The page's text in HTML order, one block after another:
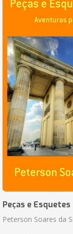
Peças e
Peterson Soares da